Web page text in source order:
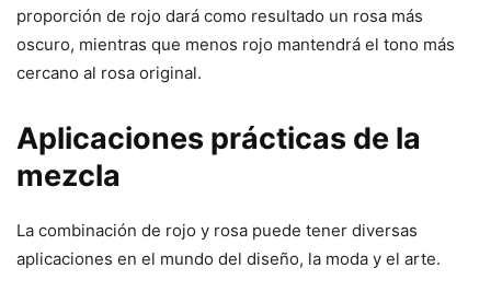
proporción de rojo dará como resultado un rosa más
oscuro, mientras que menos rojo mantendrá el tono más
cercano al rosa original.
Aplicaciones prácticas de la
mezcla
La combinación de rojo y rosa puede tener diversas
aplicaciones en el mundo del diseño, la moda y el arte.